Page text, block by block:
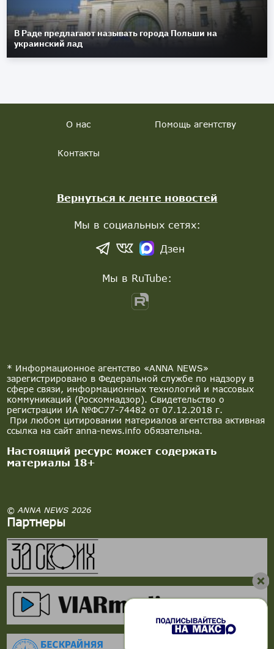
В Раде предлагают называть города Польши на
украинский лад
* Информационное агентство «ANNA NEWS»
зарегистрировано в Федеральной службе по надзору в
сфере связи, информационных технологий и массовых
коммуникаций (Роскомнадзор). Свидетельство о
регистрации ИА №ФС77-74482 от 07.12.2018 г.
При любом цитировании материалов агентства активная
ссылка на сайт anna-news.info обязательна.
Настоящий ресурс может содержать
материалы 18+
© ANNA NEWS 2026
Партнеры
О нас Помощь агентству
Контакты
Вернуться к ленте новостей
Мы в социальных сетях:
Дзен
Мы в RuTube: